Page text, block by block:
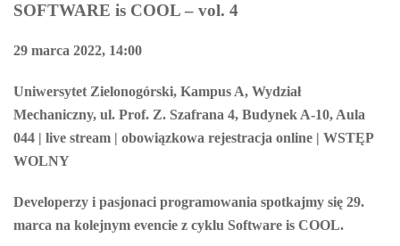
SOFTWARE is COOL – vol. 4
29 marca 2022, 14:00
Uniwersytet Zielonogórski, Kampus A, Wydział
Mechaniczny, ul. Prof. Z. Szafrana 4, Budynek A-10, Aula
044 | live stream | obowiązkowa rejestracja online | WSTĘP
WOLNY
Developerzy i pasjonaci programowania spotkajmy się 29.
marca na kolejnym evencie z cyklu Software is COOL.